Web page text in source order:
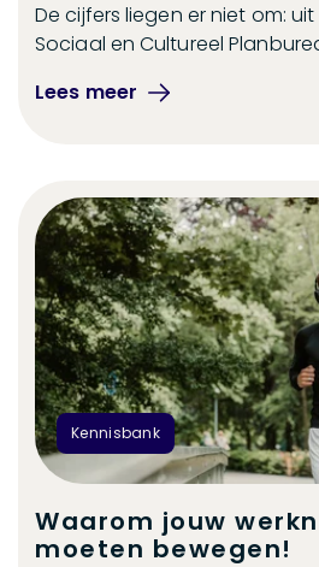
De cijfers liegen er niet om:
Sociaal en Cultureel
Lees meer
Kennisbank
Waarom jouw
moeten bewegen!